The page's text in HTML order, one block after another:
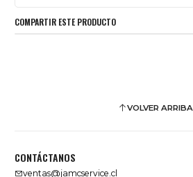
COMPARTIR ESTE PRODUCTO
VOLVER ARRIBA
CONTÁCTANOS
ventas@jamcservice.cl